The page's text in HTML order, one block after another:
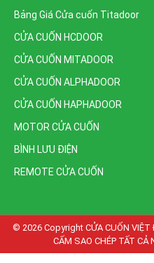
Bảng Giá Cửa cuốn Titadoor
CỬA CUỐN HCDOOR
CỬA CUỐN MITADOOR
CỬA CUỐN ALPHADOOR
CỬA CUỐN HAPHADOOR
MOTOR CỬA CUỐN
BÌNH LƯU ĐIỆN
REMOTE CỬA CUỐN
© 2026 Copyright CỬA CUỐN VIỆT
CẤM SAO CHÉP TẤT CẢ